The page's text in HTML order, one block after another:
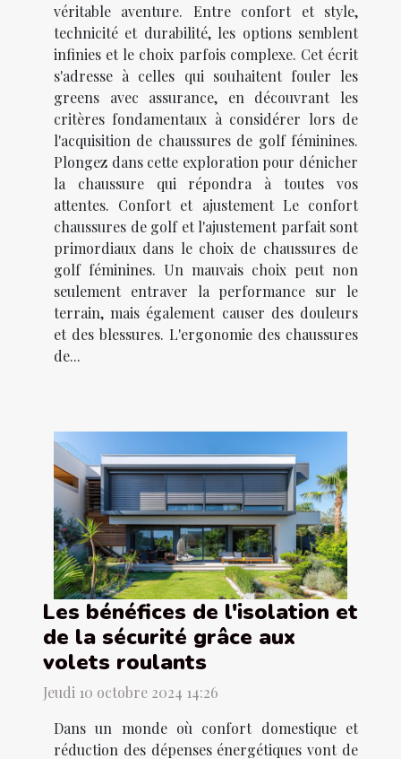
véritable aventure. Entre confort et style,
technicité et durabilité, les options semblent
infinies et le choix parfois complexe. Cet écrit
s'adresse à celles qui souhaitent fouler les
greens avec assurance, en découvrant les
critères fondamentaux à considérer lors de
l'acquisition de chaussures de golf féminines.
Plongez dans cette exploration pour dénicher
la chaussure qui répondra à toutes vos
attentes. Confort et ajustement Le confort
chaussures de golf et l'ajustement parfait sont
primordiaux dans le choix de chaussures de
golf féminines. Un mauvais choix peut non
seulement entraver la performance sur le
terrain, mais également causer des douleurs
et des blessures. L'ergonomie des chaussures
de...
Les bénéfices de l'isolation et
de la sécurité grâce aux
volets roulants
Jeudi 10 octobre 2024 14:26
Dans un monde où confort domestique et
réduction des dépenses énergétiques vont de